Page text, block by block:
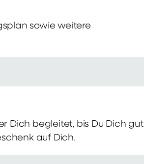
sowie weitere
Dich begleitet, bis Du Dich gut
auf Dich.